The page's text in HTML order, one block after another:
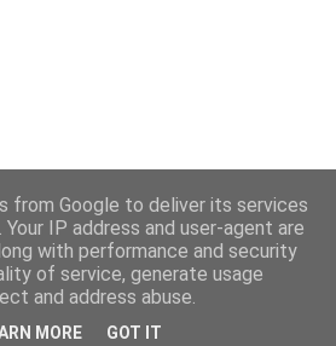
from Google to deliver its services
IP address and user-agent are
with performance and security
of service, generate usage
and address abuse.
MORE GOT IT